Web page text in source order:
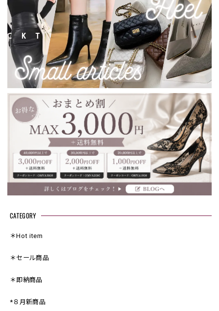
CATEGORY
＊Hot item
＊セール商品
＊即納商品
*８月新商品